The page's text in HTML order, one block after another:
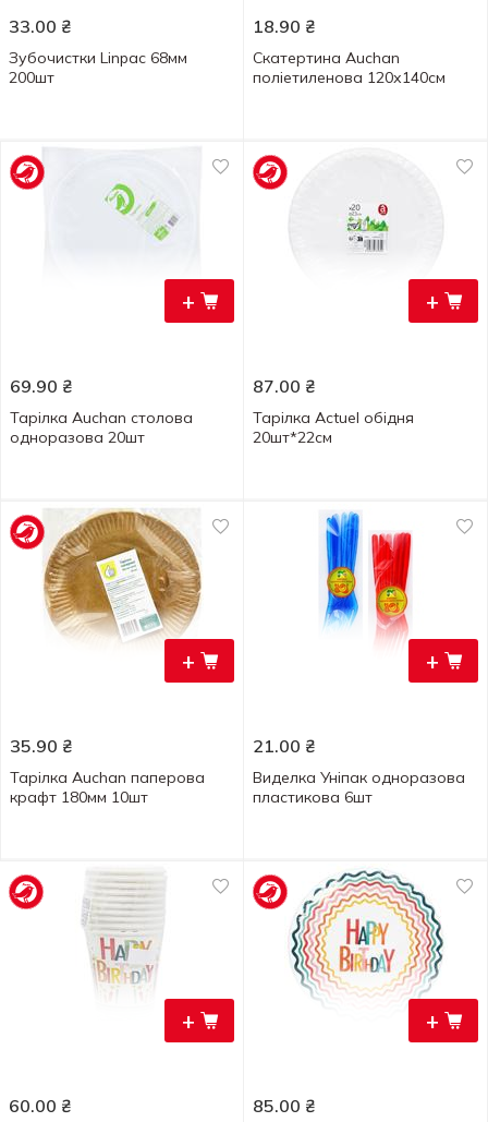
33.00 ₴
Зубочистки Linpac 68мм
200шт
18.90 ₴
Скатертина Auchan
поліетиленова 120х140см
+
69.90 ₴
Тарілка Auchan столова
одноразова 20шт
+
87.00 ₴
Тарілка Actuel обідня
20шт*22см
+
35.90 ₴
Тарілка Auchan паперова
крафт 180мм 10шт
+
21.00 ₴
Виделка Уніпак одноразова
пластикова 6шт
+
60.00 ₴
+
85.00 ₴